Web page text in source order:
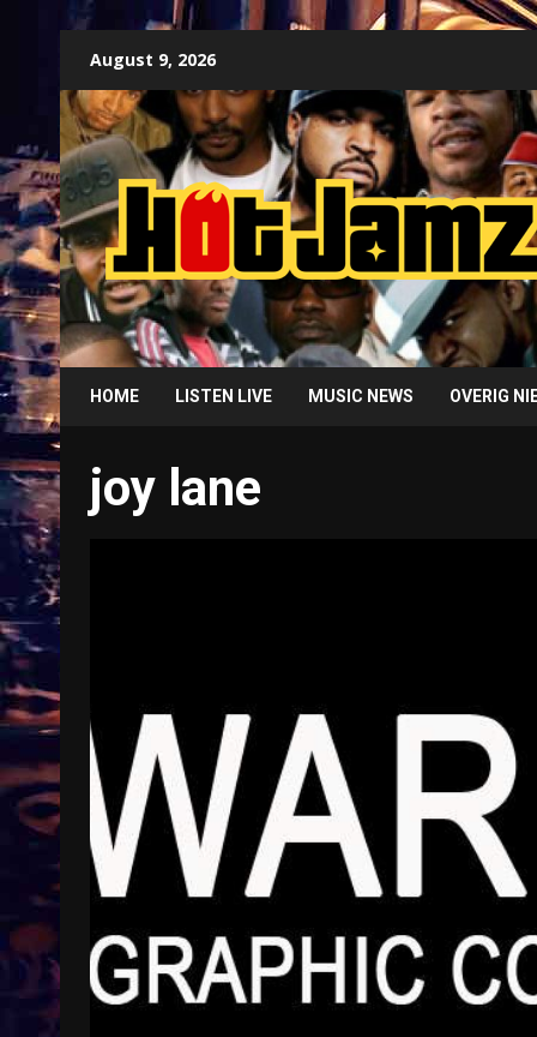
content
August 9, 2026
HOME LISTEN LIVE MUSIC NEWS OVERIG
joy lane
abonnementen verdwijnen
9 months ago